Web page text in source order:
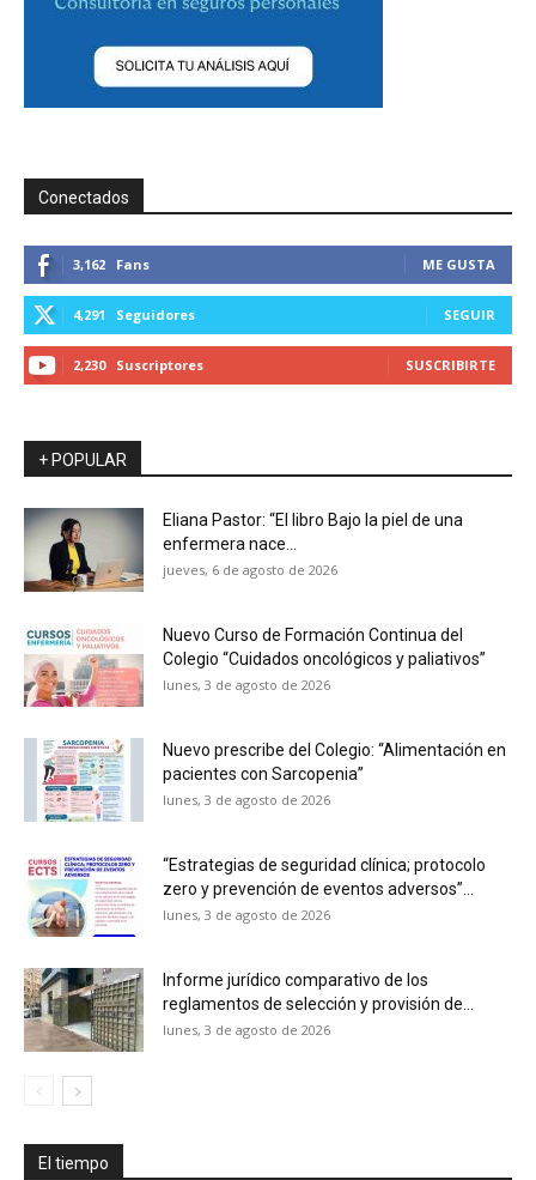
Conectados
3,162 Fans ME GUSTA
4,291 Seguidores SEGUIR
2,230 Suscriptores SUSCRIBIRTE
+ POPULAR
Eliana Pastor: “El libro Bajo la piel de una
enfermera nace...
jueves, 6 de agosto de 2026
Nuevo Curso de Formación Continua del
Colegio “Cuidados oncológicos y paliativos”
lunes, 3 de agosto de 2026
Nuevo prescribe del Colegio: “Alimentación en
pacientes con Sarcopenia”
lunes, 3 de agosto de 2026
“Estrategias de seguridad clínica; protocolo
zero y prevención de eventos adversos”...
lunes, 3 de agosto de 2026
Informe jurídico comparativo de los
reglamentos de selección y provisión de...
lunes, 3 de agosto de 2026
El tiempo